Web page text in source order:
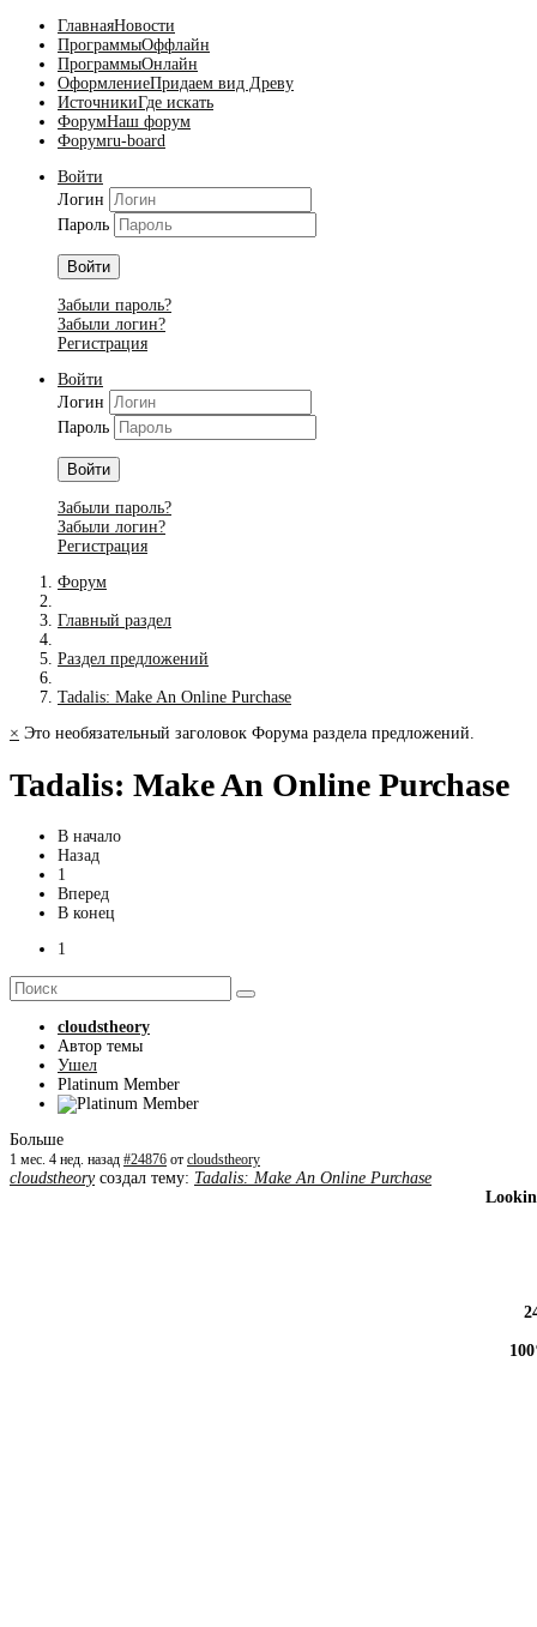
ГлавнаяНовости
ПрограммыОффлайн
ПрограммыОнлайн
ОформлениеПридаем вид Древу
ИсточникиГде искать
ФорумНаш форум
Форумru-board
Войти
Логин
Пароль
Войти
Забыли пароль?
Забыли логин?
Регистрация
Войти
Логин
Пароль
Войти
Забыли пароль?
Забыли логин?
Регистрация
Форум
Главный раздел
Раздел предложений
Tadalis: Make An Online Purchase
× Это необязательный заголовок Форума раздела предложений.
Tadalis: Make An Online Purchase
В начало
Назад
1
Вперед
В конец
1
cloudstheory
Автор темы
Ушел
Platinum Member
Больше
1 мес. 4 нед. назад #24876 от cloudstheory
cloudstheoryсоздал тему: Tadalis: Make An Online Purchase